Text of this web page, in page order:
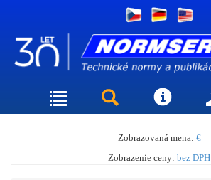
Zobrazovaná mena: €
Zobrazenie ceny: bez DPH